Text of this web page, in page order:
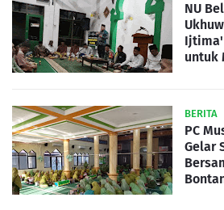
NU
Ijtima'
untuk
BERITA
PC
Gelar